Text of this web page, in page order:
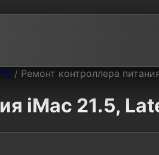
/ Ремонт контроллера
iMac 21.5,